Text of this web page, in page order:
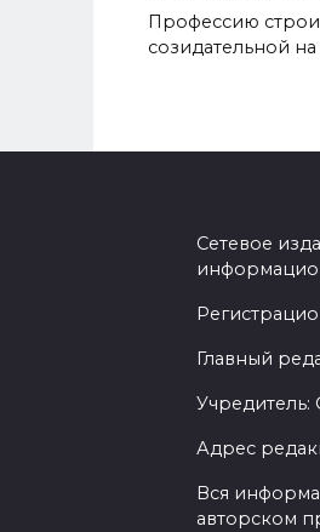
Профессию
созидательной на
Сетевое
Главный
Учредитель:
Адрес
Вся
авторском